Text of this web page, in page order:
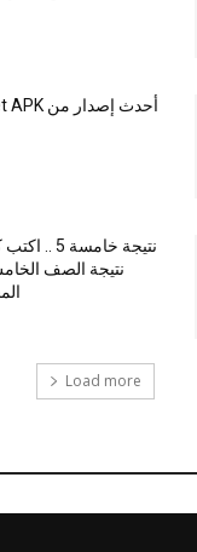
نتيجة
Load more